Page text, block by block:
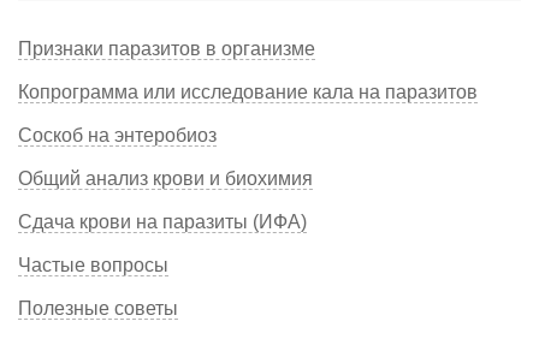
Признаки паразитов в организме
Копрограмма или исследование кала на паразитов
Соскоб на энтеробиоз
Общий анализ крови и биохимия
Сдача крови на паразиты (ИФА)
Частые вопросы
Полезные советы